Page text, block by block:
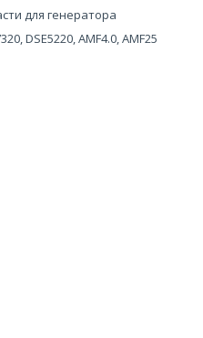
для генератора
DSE5220, AMF4.0, AMF25